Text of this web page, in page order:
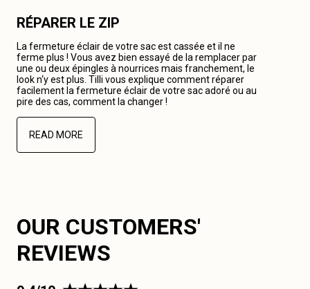
RÉPARER LE ZIP
La fermeture éclair de votre sac est cassée et il ne
ferme plus ! Vous avez bien essayé de la remplacer par
une ou deux épingles à nourrices mais franchement, le
look n‘y est plus. Tilli vous explique comment réparer
facilement la fermeture éclair de votre sac adoré ou au
pire des cas, comment la changer !
READ MORE
OUR CUSTOMERS'
REVIEWS